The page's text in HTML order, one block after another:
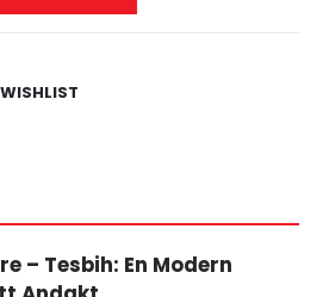
– Tesbih: En Modern